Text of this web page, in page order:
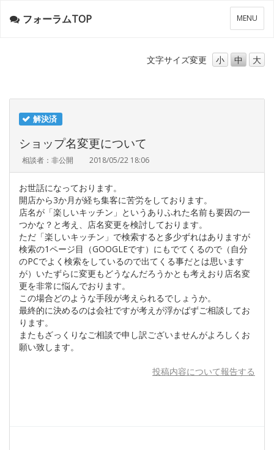
メ
ニ
ー
MENU
フォーラムTOP
文字サイズ変更 小 中 大
解決済
ショップ名変更について
相談者：非公開 2018/05/22 18:06
お世話になっております。
開店から3か月が経ち集客に苦労をしております。
店名が「楽しいキッチン」というありふれた名前も要因の一
つかな？と考え、店名変更を検討しております。
ただ「楽しいキッチン」で検索すると多少ずれはありますが
検索の1ページ目（GOOGLEです）にもでてくるので（自分
のPCでよく検索をしているので出てくる事だとは思います
が）いたずらに変更もどうなんだろうかとも考えおり店名変
更を非常に悩んでおります。
この場合どのような手段が考えられるでしょうか。
最終的に決めるのは会社ですが考えが浮かばずご相談してお
ります。
またもざっくりなご相談で申し訳ございませんがよろしくお
願い致します。
投稿内容について報告する